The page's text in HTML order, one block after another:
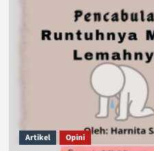
Artikel Opini